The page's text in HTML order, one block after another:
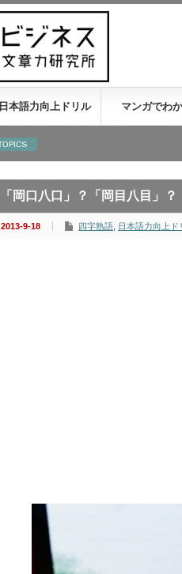
日本語力向上ドリル マンガでわ
「岡口八口」？「岡目八目」？
2013-9-18 四字熟語 日本語力向上ド